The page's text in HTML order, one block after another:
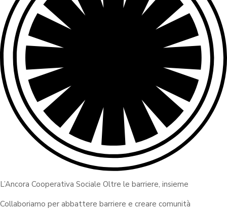
L’Ancora Cooperativa Sociale Oltre le barriere, insieme
Collaboriamo per abbattere barriere e creare comunità